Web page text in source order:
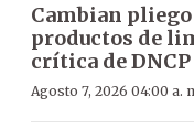
Cambian
productos de
crítica de DNCP
Agosto 7, 2026 04:00 a.